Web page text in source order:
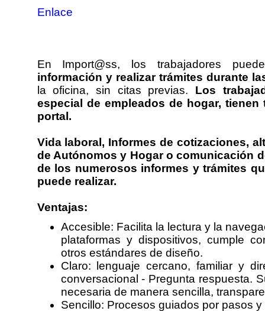
Enlace
En Import@ss, los trabajadores
información y realizar trámites durante
la oficina, sin citas previas. Los
especial de empleados de hogar,
portal.
Vida laboral, Informes de cotizaciones,
de Autónomos y Hogar o comunicación
de los numerosos informes y trámites
puede realizar.
Ventajas:
Accesible: Facilita la lectura y la
plataformas y dispositivos, cumple
otros estándares de diseño.
Claro: lenguaje cercano, familiar y
conversacional - Pregunta respuesta.
necesaria de manera sencilla,
Sencillo: Procesos guiados por pasos